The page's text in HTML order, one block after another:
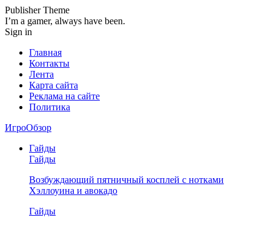
Publisher Theme
I’m a gamer, always have been.
Sign in
Главная
Контакты
Лента
Карта сайта
Реклама на сайте
Политика
ИгроОбзор
Гайды
Гайды
Возбуждающий пятничный косплей с нотками
Хэллоуина и авокадо
Гайды